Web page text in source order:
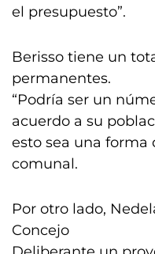
el presupuesto”.
Berisso tiene un
permanentes.
“Podría ser un
acuerdo a su
esto sea una forma
comunal.
Por otro lado,
Concejo